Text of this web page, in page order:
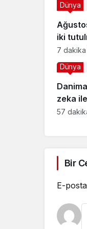
iki
Dünya
7
zeka
Dünya
57
Bir
E-